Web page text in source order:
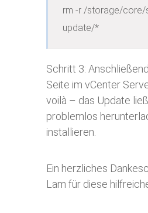
rm -r /storage/core/
update/*
Schritt 3:
Seite im vCenter
voilà – das Update
problemlos
installieren.
Ein herzliches
Lam für diese